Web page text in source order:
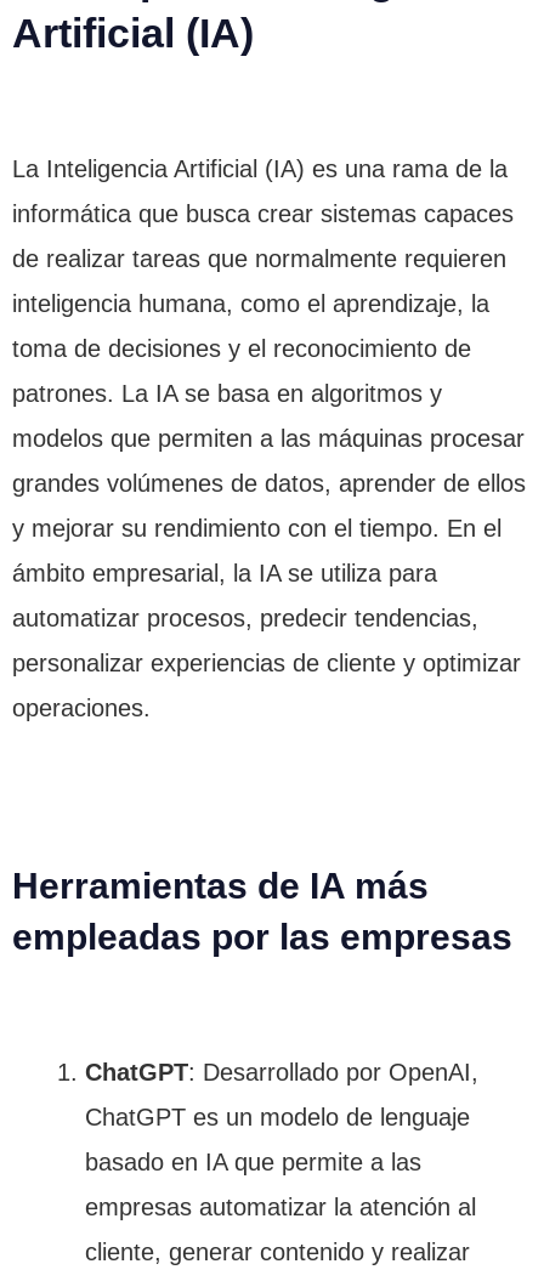
Artificial (IA)
La Inteligencia Artificial (IA) es una rama de la
informática que busca crear sistemas capaces
de realizar tareas que normalmente requieren
inteligencia humana, como el aprendizaje, la
toma de decisiones y el reconocimiento de
patrones. La IA se basa en algoritmos y
modelos que permiten a las máquinas procesar
grandes volúmenes de datos, aprender de ellos
y mejorar su rendimiento con el tiempo. En el
ámbito empresarial, la IA se utiliza para
automatizar procesos, predecir tendencias,
personalizar experiencias de cliente y optimizar
operaciones.
Herramientas de IA más
empleadas por las empresas
ChatGPT: Desarrollado por OpenAI,
ChatGPT es un modelo de lenguaje
basado en IA que permite a las
empresas automatizar la atención al
cliente, generar contenido y realizar